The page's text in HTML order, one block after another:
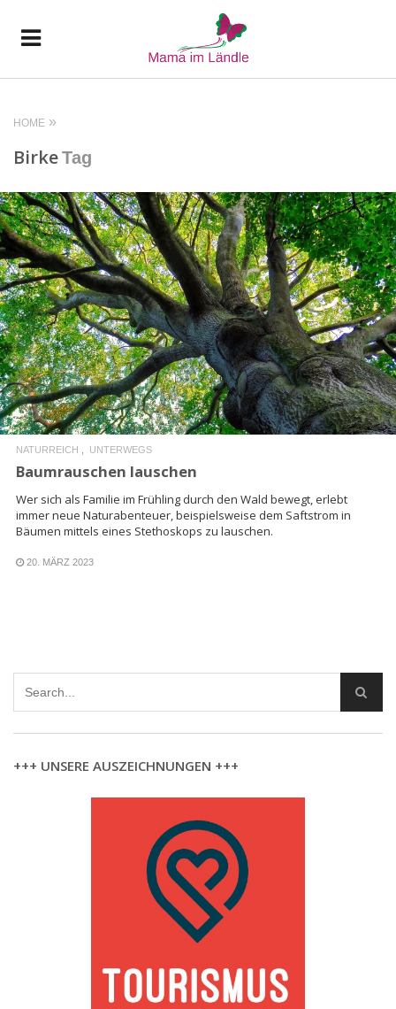
HOME
BirkeTag
READ MORE
NATURREICH UNTERWEGS
Baumrauschen lauschen
Wer sich als Familie im Frühling durch den Wald bewegt, erlebt
immer neue Naturabenteuer, beispielsweise dem Saftstrom in
Bäumen mittels eines Stethoskops zu lauschen.
20. MÄRZ 2023
+++ UNSERE AUSZEICHNUNGEN +++